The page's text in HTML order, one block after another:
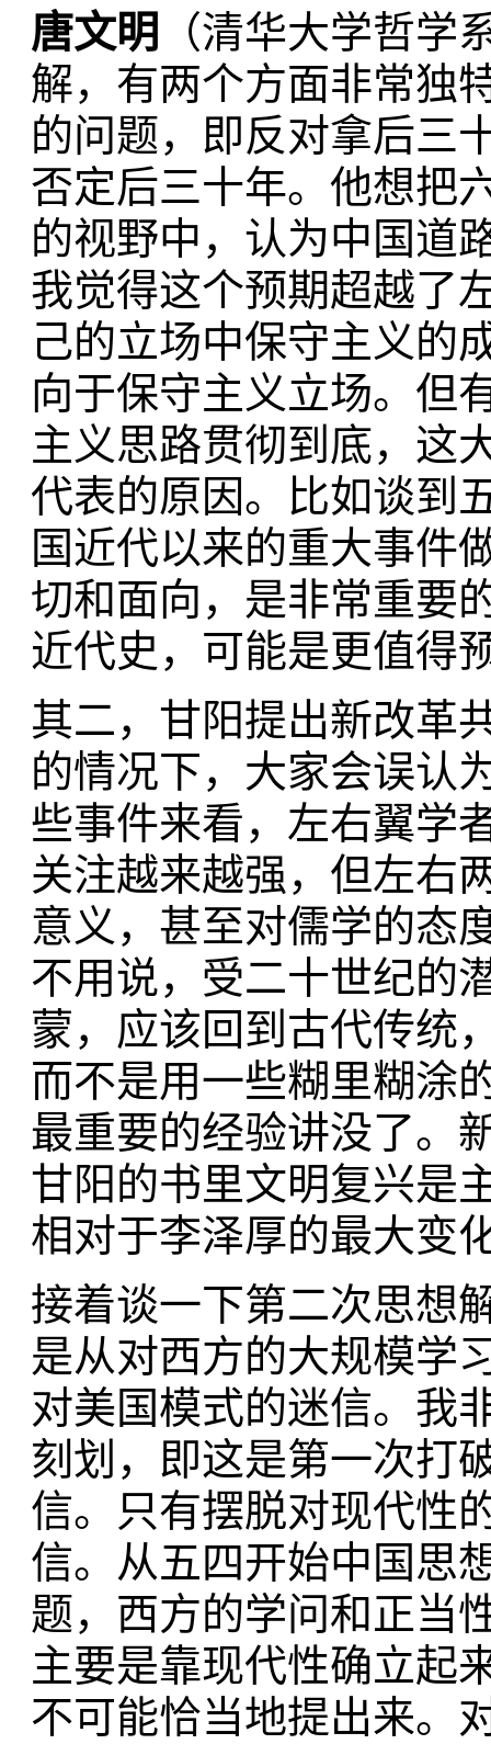
唐文明
（清华大学哲学
解，有两个方面非常独
的问题，即反对拿后三
否定后三十年。他想把
的视野中，认为中国道
我觉得这个预期超越了
己的立场中保守主义的
向于保守主义立场。但
主义思路贯彻到底，这
代表的原因。比如谈到
国近代以来的重大事件
切和面向，是非常重要
近代史，可能是更值得
其二，甘阳提出新改革
的情况下，大家会误认
些事件来看，左右翼学
关注越来越强，但左右
意义，甚至对儒学的态
不用说，受二十世纪的
蒙，应该回到古代传统
而不是用一些糊里糊涂
最重要的经验讲没了。
甘阳的书里文明复兴是
相对于李泽厚的最大变
接着谈一下第二次思想
是从对西方的大规模学
对美国模式的迷信。我
刻划，即这是第一次打
信。只有摆脱对现代性
信。从五四开始中国思
题，西方的学问和正当
主要是靠现代性确立起
不可能恰当地提出来。